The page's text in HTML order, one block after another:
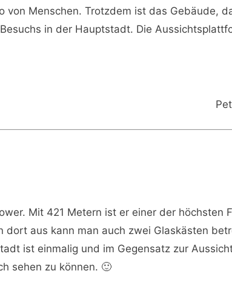
Menschen. Trotzdem ist das Gebäude,
in der Hauptstadt. Die
Mit 421 Metern ist er einer der höchsten
aus kann man auch zwei Glaskästen
ist einmalig und im Gegensatz zur
sehen zu können. 🙂